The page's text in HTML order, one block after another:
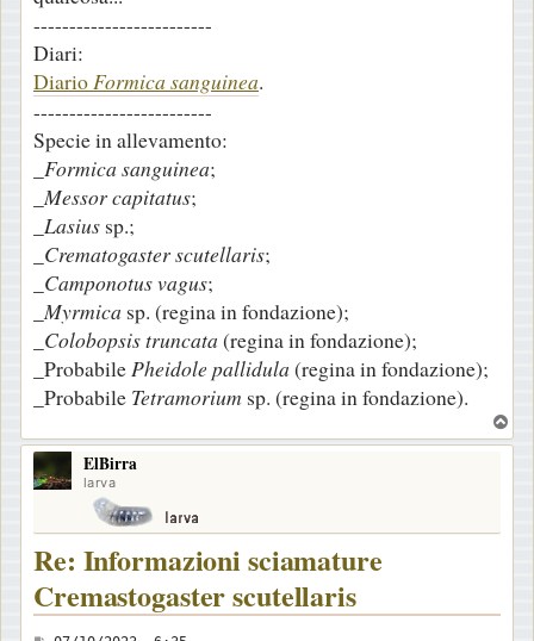
-------------------------
Diari:
DiarioFormica sanguinea.
-------------------------
Specie in allevamento:
Formica sanguinea;
Messor capitatus;
Lasius sp.;
Crematogaster scutellaris;
Camponotus vagus;
Myrmica sp. (regina in fondazione);
Colobopsis truncata (regina in fondazione);
_ProbabilePheidole pallidula (regina in fondazione);
_Probabile Tetramorium sp. (regina in fondazione).
o
ElBirra
larva
Re: Informazioni sciamature
Cremastogaster scutellaris